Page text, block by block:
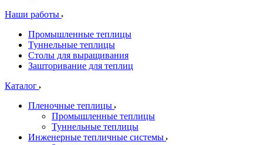
Наши работы
Промышленные теплицы
Туннельные теплицы
Столы для выращивания
Зашторивание для теплиц
Каталог
Пленочные теплицы
Промышленные теплицы
Туннельные теплицы
Инженерные тепличные системы